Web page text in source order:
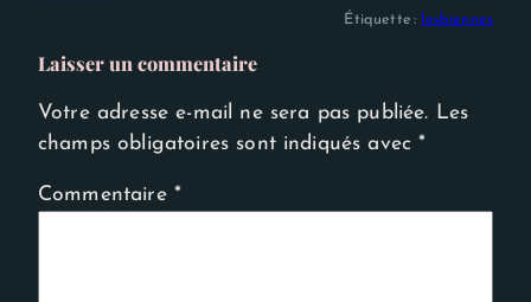
Étiquette : lesbiennes
Laisser un commentaire
Votre adresse e-mail ne sera pas publiée. Les
champs obligatoires sont indiqués avec*
Commentaire *